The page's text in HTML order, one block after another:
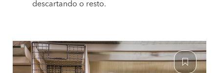
descartando o resto.